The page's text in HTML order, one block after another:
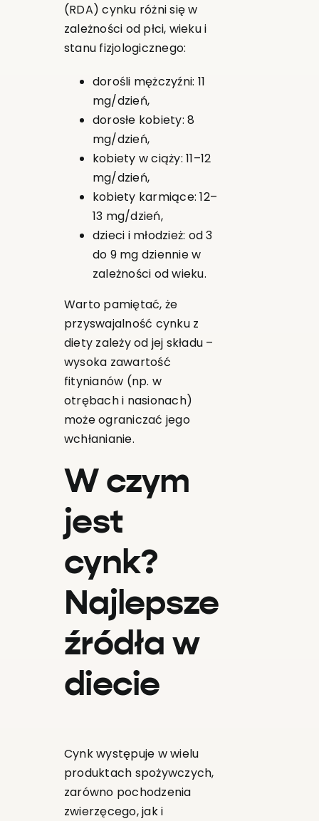
(RDA) cynku różni się w
zależności od płci, wieku i
stanu fizjologicznego:
dorośli mężczyźni: 11
mg/dzień,
dorosłe kobiety: 8
mg/dzień,
kobiety w ciąży: 11–12
mg/dzień,
kobiety karmiące: 12–
13 mg/dzień,
dzieci i młodzież: od 3
do 9 mg dziennie w
zależności od wieku.
Warto pamiętać, że
przyswajalność cynku z
diety zależy od jej składu –
wysoka zawartość
fitynianów (np. w
otrębach i nasionach)
może ograniczać jego
wchłanianie.
W czym
jest
cynk?
Najlepsze
źródła w
diecie
Cynk występuje w wielu
produktach spożywczych,
zarówno pochodzenia
zwierzęcego, jak i